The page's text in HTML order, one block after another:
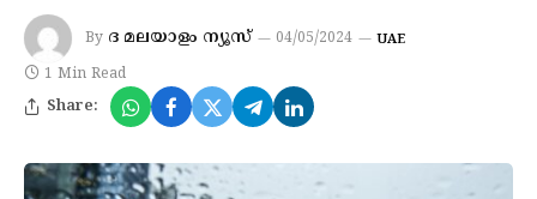
By ദ മലയാളം ന്യൂസ് 04/05/2024 UAE
1 Min Read
Share: